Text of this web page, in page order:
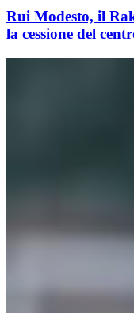
Rui Modesto, il
la cessione del